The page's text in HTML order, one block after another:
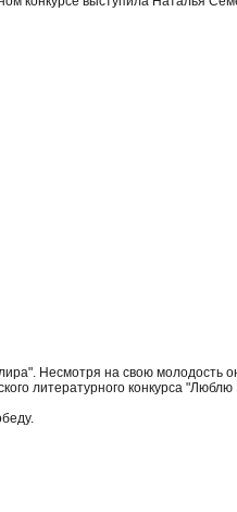
Несмотря на свою молодость
литературного конкурса